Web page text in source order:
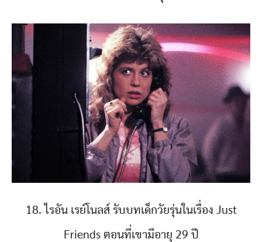
18. ไรอัน เรย์โนลส์ รับบทเด็กวัยรุ่นในเรื่อง Just
Friends ตอนที่เขามีอายุ 29 ปี